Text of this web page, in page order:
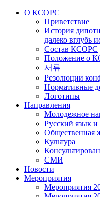
О КСОРС
Приветствие
История
далеко вглубь
Состав КСОРС
Положение о
서류
Резолюции
Нормативные
Логотипы
Направления
Молодежное
Русский язык и
Общественная
Культура
СМИ
Новости
Мероприятия
Мероприятия